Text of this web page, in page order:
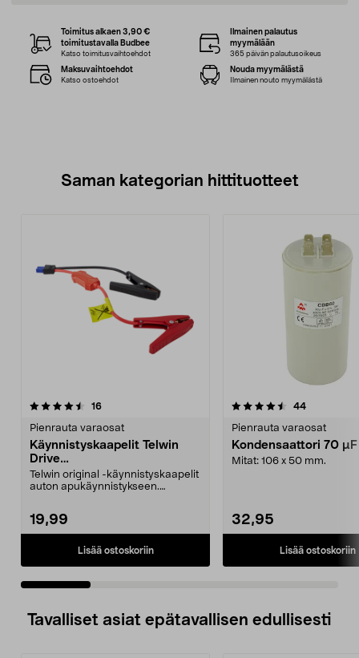
Toimitus alkaen 3,90 €
toimitustavalla Budbee
Katso toimitusvaihtoehdot
Ilmainen palautus
myymälään
365 päivän palautusoikeus
Maksuvaihtoehdot
Katso ostoehdot
Nouda myymälästä
Ilmainen nouto myymälästä
Saman kategorian hittituotteet
16arvostelut
Pienrauta varaosat
Käynnistyskaapelit Telwin
Drive
Mini/9000/13000/1250/150
0/1750, EC5
Telwin original -käynnistyskaapelit
auton apukäynnistykseen.
19,99
Lisää ostoskoriin
4.5 viidestä
44arvostelut
Pienrauta varaosat
Kondensaattori 70
Mitat: 106 x 50 mm.
32,95
Lisää ostoskoriin
4.0 viidestä
Tavalliset asiat epätavallisen edullisesti